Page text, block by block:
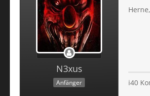
N3xus
Anfänger i40